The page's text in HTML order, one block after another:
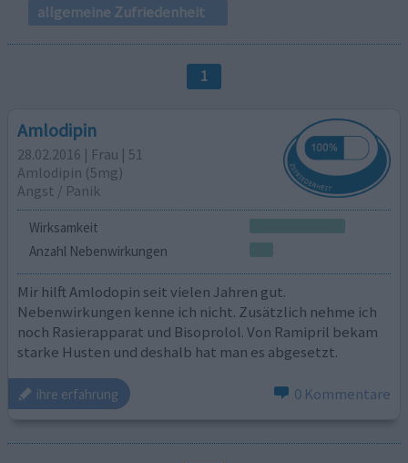
allgemeine Zufriedenheit
1
Amlodipin
28.02.2016 | Frau | 51
Amlodipin (5mg)
Angst / Panik
Wirksamkeit
Anzahl Nebenwirkungen
Mir hilft Amlodopin seit vielen Jahren gut.
Nebenwirkungen kenne ich nicht. Zusätzlich nehme ich
noch Rasierapparat und Bisoprolol. Von Ramipril bekam
starke Husten und deshalb hat man es abgesetzt.
ihre erfahrung 0 Kommentare